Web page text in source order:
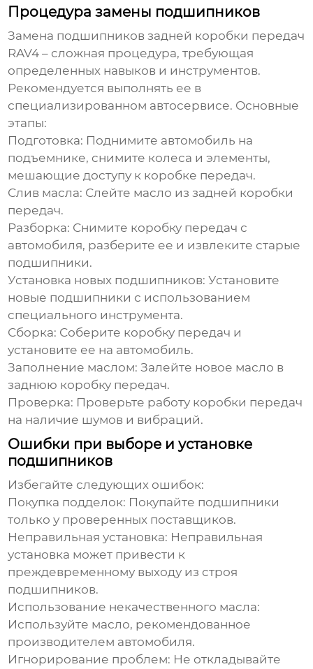
Процедура замены подшипников
Замена подшипников задней коробки передач
RAV4 – сложная процедура, требующая
определенных навыков и инструментов.
Рекомендуется выполнять ее в
специализированном автосервисе. Основные
этапы:
Подготовка: Поднимите автомобиль на
подъемнике, снимите колеса и элементы,
мешающие доступу к коробке передач.
Слив масла: Слейте масло из задней коробки
передач.
Разборка: Снимите коробку передач с
автомобиля, разберите ее и извлеките старые
подшипники.
Установка новых подшипников: Установите
новые подшипники с использованием
специального инструмента.
Сборка: Соберите коробку передач и
установите ее на автомобиль.
Заполнение маслом: Залейте новое масло в
заднюю коробку передач.
Проверка: Проверьте работу коробки передач
на наличие шумов и вибраций.
Ошибки при выборе и установке
подшипников
Избегайте следующих ошибок:
Покупка подделок: Покупайте подшипники
только у проверенных поставщиков.
Неправильная установка: Неправильная
установка может привести к
преждевременному выходу из строя
подшипников.
Использование некачественного масла:
Используйте масло, рекомендованное
производителем автомобиля.
Игнорирование проблем: Не откладывайте